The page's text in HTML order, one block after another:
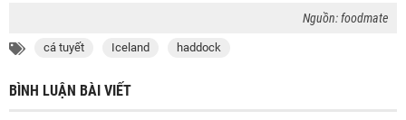
Nguồn: foodmate
cá tuyết Iceland haddock
BÌNH LUẬN BÀI VIẾT